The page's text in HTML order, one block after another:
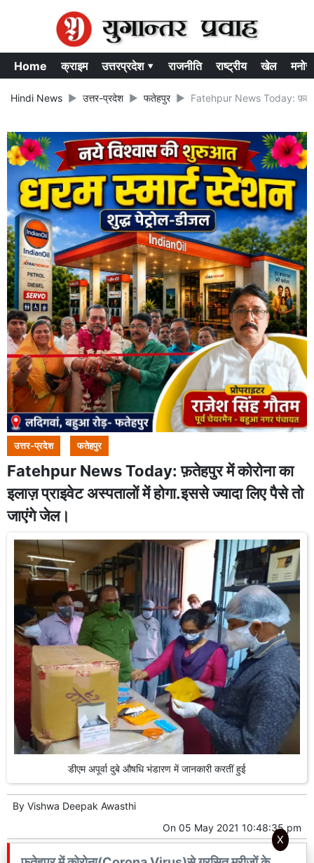
Home क्राइम उत्तरप्रदेश ▾ राजनीति राष्ट्रीय खेल
Hindi News उत्तर-प्रदेश फतेहपुर Fatehpur News Today: फ़तेहपुर
उत्तर-प्रदेश फतेहपुर
Fatehpur News Today: फ़तेहपुर में कोरोना का
इलाज़ प्राइवेट अस्पतालों में होगा.इससे ज्यादा लिए पैसे तो
जाएंगे जेल।
डीएम अपूर्वा दुबे औषधि भंडारण में जानकारी करतीं हुई
By Vishwa Deepak Awasthi
On 05 May 2021 10:48:35 pm
X